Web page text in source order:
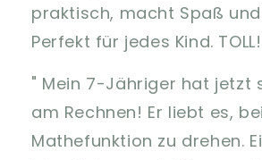
praktisch, macht Spaß
Perfekt für jedes Kind.
" Mein 7-Jähriger hat jetzt
am Rechnen! Er liebt es,
Mathefunktion zu drehen.